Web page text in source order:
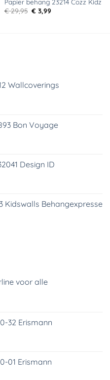
€29,95 Oorspronkelijke
prijs
€ 3,99Huidige
Wallcoverings
Bon Voyage
Design ID
Kidswalls Behangexpresse
voor alle
32 Erismann
01 Erismann